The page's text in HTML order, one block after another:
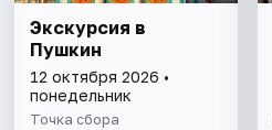
Экскурсия в
Пушкин
12 октября 2026 •
понедельник
Точка сбора